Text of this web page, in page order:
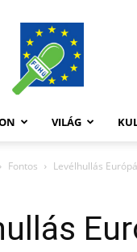
FüHü
VILÁG
Fontos Levélhullás